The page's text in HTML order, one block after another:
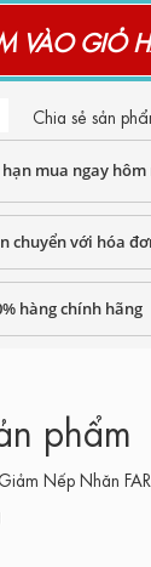
VÀO GIỎ
Chia sẻ sản
mua ngay hôm
chuyển với hóa
hàng chính hãng
phẩm
Nếp Nhăn